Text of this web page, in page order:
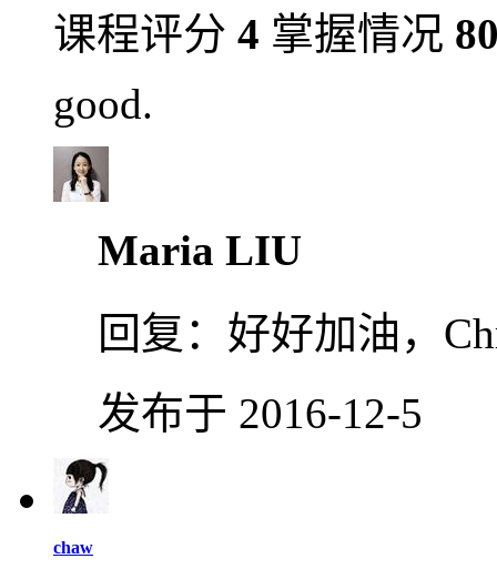
课程评分 4 掌握情况
good.
Maria LIU
回复： 好好加油，
发布于 2016-12-5
chaw